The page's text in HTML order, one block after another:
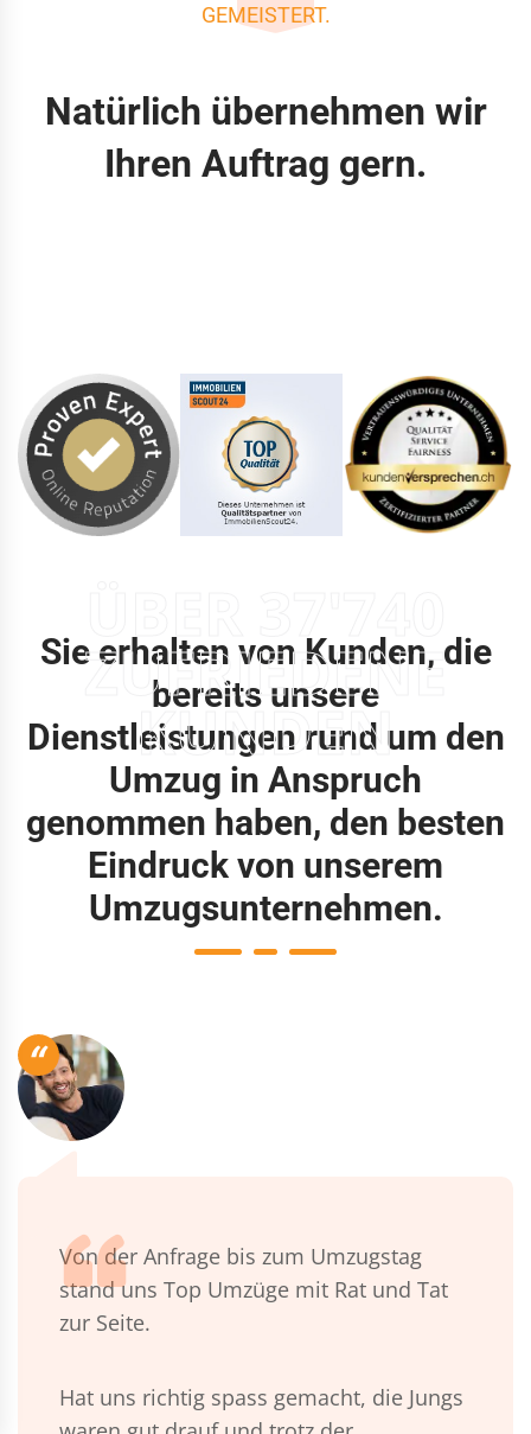
GEMEISTERT.
Natürlich übernehmen wir
Ihren Auftrag gern.
ZUFRIEDENE
KUNDEN
Sie erhalten von Kunden, die
bereits unsere
Dienstleistungen rund um den
Umzug in Anspruch
genommen haben, den besten
Eindruck von unserem
Umzugsunternehmen.
“
Von der Anfrage bis zum Umzugstag
stand uns Top Umzüge mit Rat und Tat
zur Seite.
Hat uns richtig spass gemacht, die Jungs